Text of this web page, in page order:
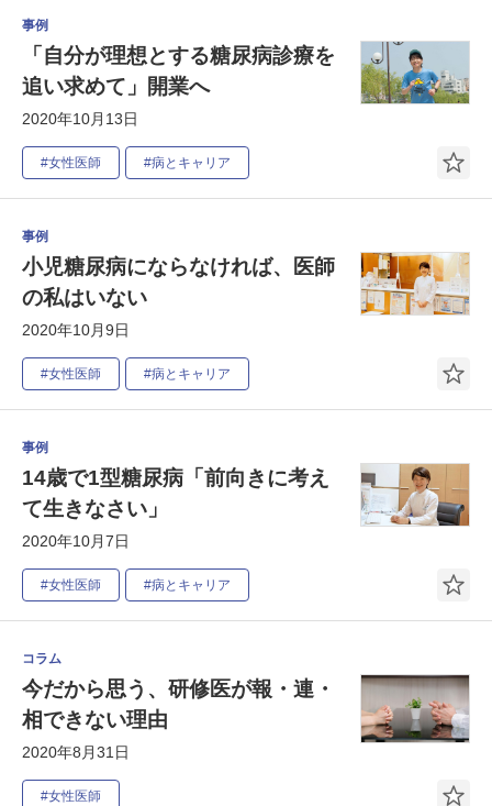
事例
「自分が理想とする糖尿病診療を
追い求めて」開業へ
2020年10月13日
#女性医師 #病とキャリア
事例
小児糖尿病にならなければ、医師
の私はいない
2020年10月9日
#女性医師 #病とキャリア
事例
14歳で1型糖尿病「前向きに考え
て生きなさい」
2020年10月7日
#女性医師 #病とキャリア
コラム
今だから思う、研修医が報・連・
相できない理由
2020年8月31日
#女性医師